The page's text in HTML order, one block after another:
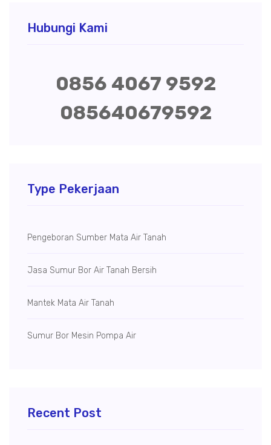
Hubungi Kami
0856 4067 9592
085640679592
Type Pekerjaan
Pengeboran Sumber Mata Air Tanah
Jasa Sumur Bor Air Tanah Bersih
Mantek Mata Air Tanah
Sumur Bor Mesin Pompa Air
Recent Post